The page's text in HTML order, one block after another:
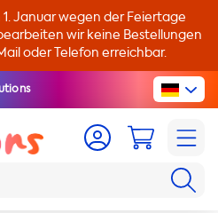
Januar wegen der Feiertage
wir keine Bestellungen
oder Telefon erreichbar.